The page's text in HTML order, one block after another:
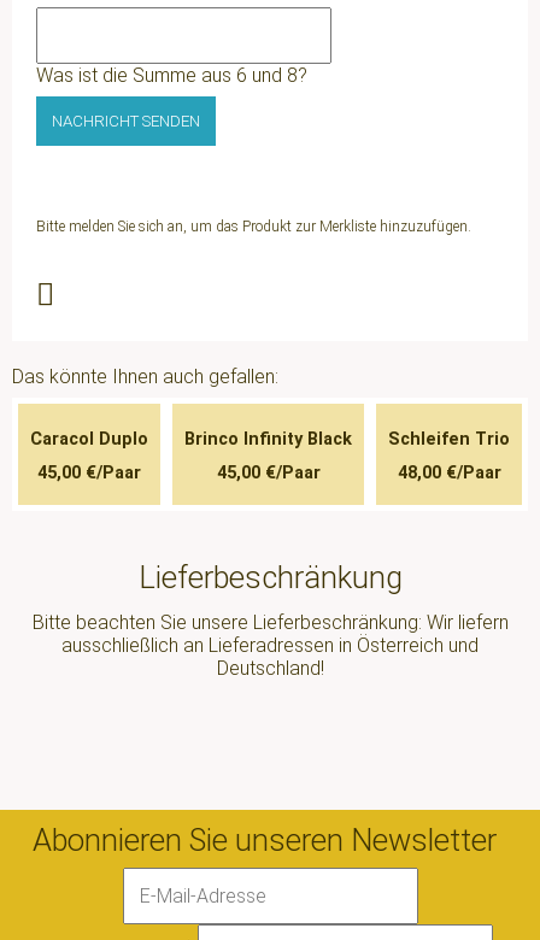
Was ist die Summe aus 6 und 8?
NACHRICHT SENDEN
Bitte melden Sie sich an, um das Produkt zur Merkliste hinzuzufügen.
Das könnte Ihnen auch gefallen:
Caracol Duplo
45,00 €/Paar
Brinco Infinity Black
45,00 €/Paar
Schleifen Trio
48,00 €/Paar
Lieferbeschränkung
Bitte beachten Sie unsere Lieferbeschränkung: Wir liefern
ausschließlich an Lieferadressen in Österreich und
Deutschland!
Abonnieren Sie unseren Newsletter
Mail-
Adresse